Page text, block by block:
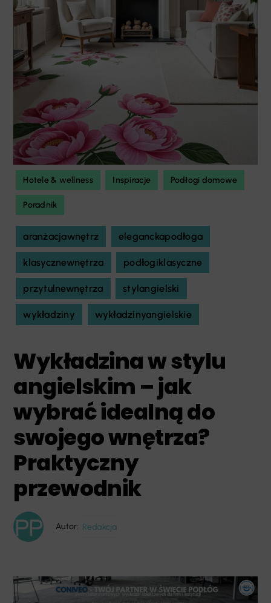
Hotele & wellness Inspiracje Podłogi domowe
Poradnik
aranżacjawnętrz eleganckapodłoga
klasycznewnętrza podłogiklasyczne
przytulnewnętrza stylangielski
wykładziny wykładzinyangielskie
Wykładzina w stylu
angielskim – jak
wybrać idealną do
swojego wnętrza?
Praktyczny
przewodnik
Autor: Redakcja